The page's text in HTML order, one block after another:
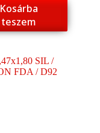
Kosárba
teszem